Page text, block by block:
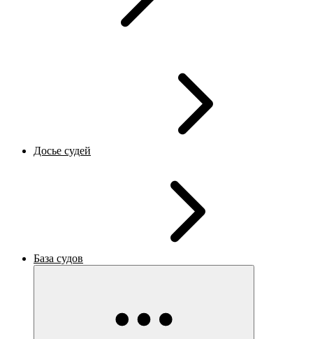
Досье судей
База судов